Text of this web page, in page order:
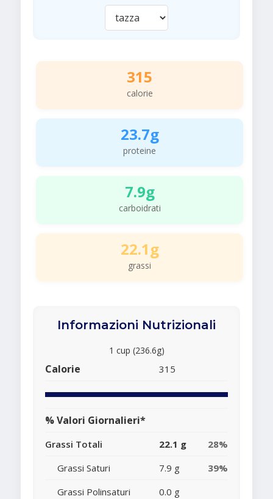
315
calorie
23.7g
proteine
7.9g
carboidrati
22.1g
grassi
Informazioni Nutrizionali
1 cup (236.6g)
Calorie 315
% Valori Giornalieri*
Grassi Totali 22.1 g
28%
Grassi Saturi
7.9 g
39%
Grassi Polinsaturi
0.0 g